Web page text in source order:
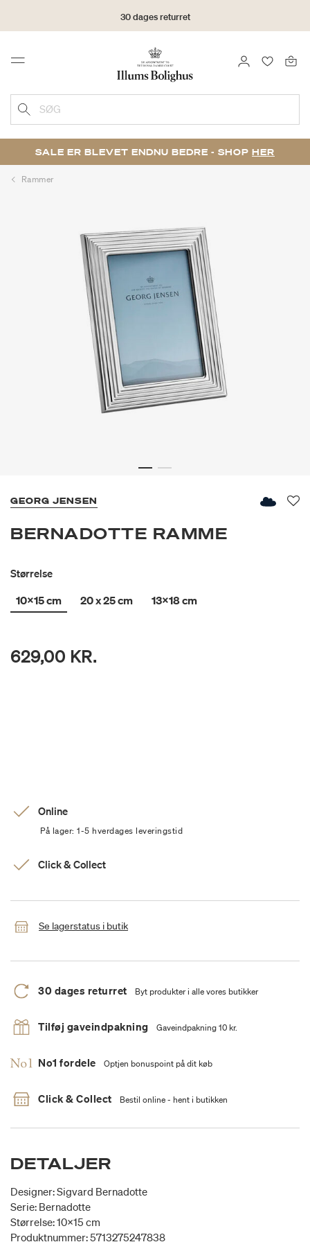
30 dages returret
Menu LOG IND
SØG
SALE ER BLEVET ENDNU BEDRE - SHOP HER
Rammer
GEORG JENSEN
BERNADOTTE RAMME
Størrelse
10x15 cm
20 x 25 cm 13x18 cm
629,00 KR.
Online
På lager: 1-5 hverdages leveringstid
Click & Collect
Se lagerstatus i butik
30 dages returret Byt produkter i alle vores butikker
Tilføj gaveindpakning Gaveindpakning 10 kr.
No1 fordele Optjen bonuspoint på dit køb
Click & Collect Bestil online - hent i butikken
DETALJER
Designer: Sigvard Bernadotte
Serie: Bernadotte
Størrelse: 10x15 cm
Produktnummer: 5713275247838